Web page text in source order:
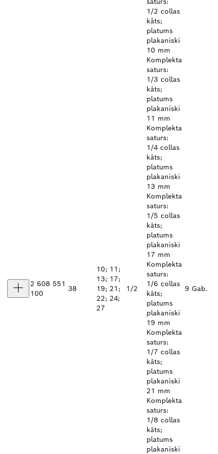
2 608 551
100
38
10; 11;
13; 17;
19; 21;
22; 24;
27
1/2
1/2 collas
kāts;
platums
plakaniski
10 mm
Komplekta
saturs:
1/3 collas
kāts;
platums
plakaniski
11 mm
Komplekta
saturs:
1/4 collas
kāts;
platums
plakaniski
13 mm
Komplekta
saturs:
1/5 collas
kāts;
platums
plakaniski
17 mm
Komplekta
saturs:
1/6 collas
kāts;
platums
plakaniski
19 mm
Komplekta
saturs:
1/7 collas
kāts;
platums
plakaniski
21 mm
Komplekta
saturs:
1/8 collas
kāts;
platums
plakaniski
9 Gab.